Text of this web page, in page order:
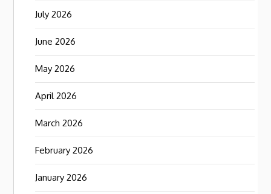
July 2026
June 2026
May 2026
April 2026
March 2026
February 2026
January 2026